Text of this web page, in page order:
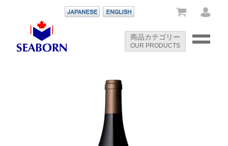
商品カテゴリー
OUR PRODUCTS